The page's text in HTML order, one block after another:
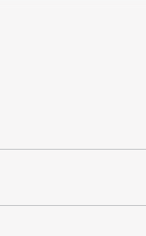
который служит
Park, где можно